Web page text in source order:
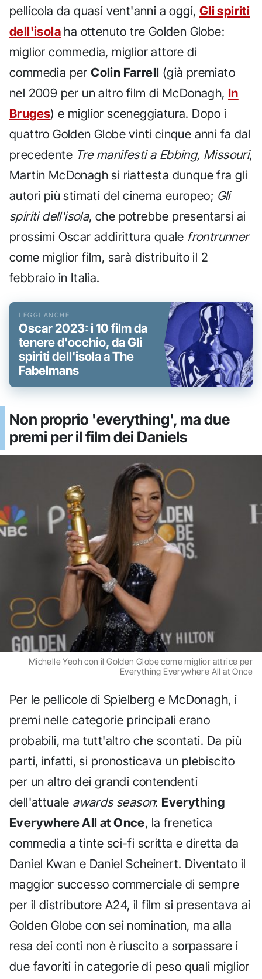
pellicola da quasi vent'anni a oggi, Gli spiriti
dell'isola ha ottenuto tre Golden Globe:
miglior commedia, miglior attore di
commedia perColin Farrell (già premiato
nel 2009 per un altro film di McDonagh, In
Bruges) e miglior sceneggiatura. Dopo i
quattro Golden Globe vinti cinque anni fa dal
precedente Tre manifesti a Ebbing, Missouri,
Martin McDonagh si riattesta dunque fra gli
autori più stimati del cinema europeo; Gli
spiriti dell'isola, che potrebbe presentarsi ai
prossimi Oscar addirittura quale frontrunner
come miglior film, sarà distribuito il 2
febbraio in Italia.
Oscar 2023: i 10 film da
tenere d'occhio, da Gli
spiriti dell'isola a The
Fabelmans
Non proprio 'everything', ma due
premi per il film dei Daniels
Michelle Yeoh con il Golden Globe come miglior attrice per
Everything Everywhere All at Once
Per le pellicole di Spielberg e McDonagh, i
premi nelle categorie principali erano
probabili, ma tutt'altro che scontati. Da più
parti, infatti, si pronosticava un plebiscito
per un altro dei grandi contendenti
dell'attuale awards season: Everything
Everywhere All at Once, la frenetica
commedia a tinte sci-fi scritta e diretta da
Daniel Kwan e Daniel Scheinert. Diventato il
maggior successo commerciale di sempre
per il distributore A24, il film si presentava ai
Golden Globe con sei nomination, ma alla
resa dei conti non è riuscito a sorpassare i
due favoriti in categorie di peso quali miglior